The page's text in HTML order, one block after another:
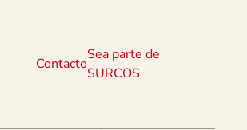
Contacto
Sea parte de
SURCOS